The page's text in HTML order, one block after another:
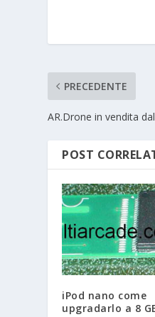
PRECEDENTE
AR.Drone in vendita
POST
iPod nano come
upgradarlo a 8